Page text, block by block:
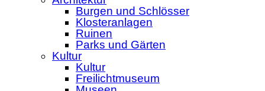
Burgen und Schlösser
Klosteranlagen
Ruinen
Parks und Gärten
Kultur
Kultur
Freilichtmuseum